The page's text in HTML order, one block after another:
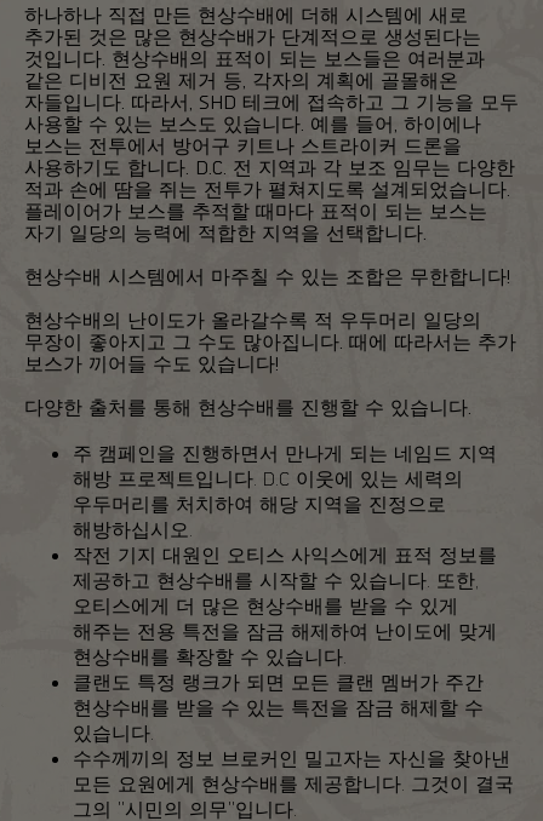
하나하나 직접 만든 현상수배에 더해 시스템에 새로
추가된 것은 많은 현상수배가 단계적으로 생성된다는
것입니다. 현상수배의 표적이 되는 보스들은 여러분과
같은 디비전 요원 제거 등, 각자의 계획에 골몰해온
자들입니다. 따라서, SHD 테크에 접속하고 그 기능을 모두
사용할 수 있는 보스도 있습니다. 예를 들어, 하이에나
보스는 전투에서 방어구 키트나 스트라이커 드론을
사용하기도 합니다. D.C. 전 지역과 각 보조 임무는 다양한
적과 손에 땀을 쥐는 전투가 펼쳐지도록 설계되었습니다.
플레이어가 보스를 추적할 때마다 표적이 되는 보스는
자기 일당의 능력에 적합한 지역을 선택합니다.
현상수배 시스템에서 마주칠 수 있는 조합은 무한합니다!
현상수배의 난이도가 올라갈수록 적 우두머리 일당의
무장이 좋아지고 그 수도 많아집니다. 때에 따라서는 추가
보스가 끼어들 수도 있습니다!
다양한 출처를 통해 현상수배를 진행할 수 있습니다.
주 캠페인을 진행하면서 만나게 되는 네임드 지역
해방 프로젝트입니다. D.C 이웃에 있는 세력의
우두머리를 처치하여 해당 지역을 진정으로
해방하십시오.
작전 기지 대원인 오티스 사익스에게 표적 정보를
제공하고 현상수배를 시작할 수 있습니다. 또한,
오티스에게 더 많은 현상수배를 받을 수 있게
해주는 전용 특전을 잠금 해제하여 난이도에 맞게
현상수배를 확장할 수 있습니다.
클랜도 특정 랭크가 되면 모든 클랜 멤버가 주간
현상수배를 받을 수 있는 특전을 잠금 해제할 수
있습니다.
수수께끼의 정보 브로커인 밀고자는 자신을 찾아낸
모든 요원에게 현상수배를 제공합니다. 그것이 결국
그의 "시민의 의무"입니다.